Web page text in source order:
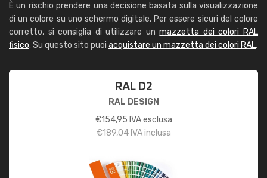
È un rischio prendere una decisione basata sulla visualizzazione
di un colore su uno schermo digitale. Per essere sicuri del colore
corretto, si consiglia di utilizzare unmazzetta dei colori RAL
fisico. Su questo sito puoi acquistare un mazzetta dei colori RAL.
RAL D2
RAL DESIGN
€154,95 IVA esclusa
€189,04IVA inclusa